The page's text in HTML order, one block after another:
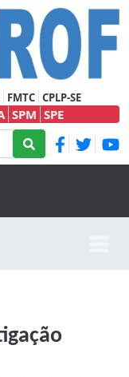
FMTC CPLP-SE
SPM SPE